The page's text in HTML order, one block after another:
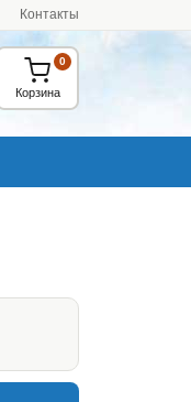
Контакты
Корзина
0